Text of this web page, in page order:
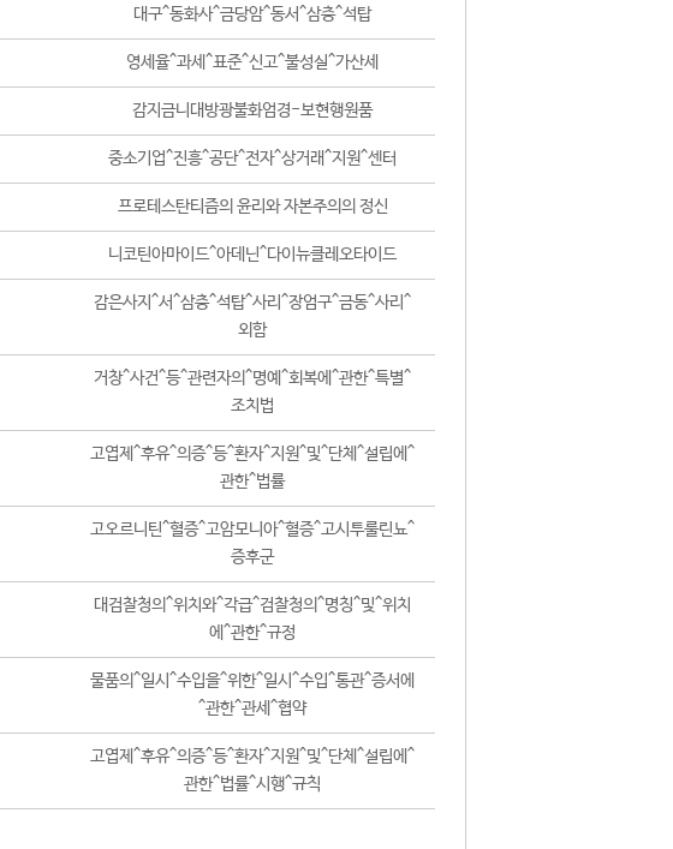
대구^동화사^금당암^동서^삼층^석탑
영세율^과세^표준^신고^불성실^가산세
감지금니대방광불화엄경-보현행원품
중소기업^진흥^공단^전자^상거래^지원^센터
프로테스탄티즘의 윤리와 자본주의의 정신
니코틴아마이드^아데닌^다이뉴클레오타이드
감은사지^서^삼층^석탑^사리^장엄구^금동^사리^
외함
거창^사건^등^관련자의^명예^회복에^관한^특별^
조치법
고엽제^후유^의증^등^환자^지원^및^단체^설립에^
관한^법률
고오르니틴^혈증^고암모니아^혈증^고시투룰린뇨^
증후군
대검찰청의^위치와^각급^검찰청의^명칭^및^위치
에^관한^규정
물품의^일시^수입을^위한^일시^수입^통관^증서에
^관한^관세^협약
고엽제^후유^의증^등^환자^지원^및^단체^설립에^
관한^법률^시행^규칙